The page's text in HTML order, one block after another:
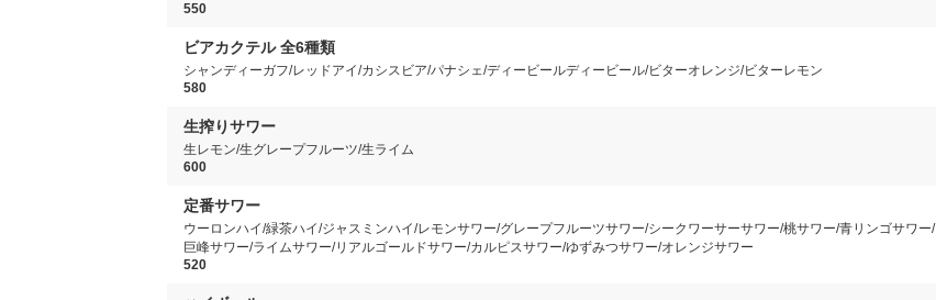
550
ビアカクテル 全6種類
シャンディーガフ/レッドアイ/カシスビア/パナシェ/ディービールディービール/ビターオレンジ/ビターレモン
580
生搾りサワー
生レモン/生グレープフルーツ/生ライム
600
定番サワー
ウーロンハイ/緑茶ハイ/ジャスミンハイ/レモンサワー/グレープフルーツサワー/シークワーサーサワー/桃サワー/青リンゴサワー/
巨峰サワー/ライムサワー/リアルゴールドサワー/カルピスサワー/ゆずみつサワー/オレンジサワー
520